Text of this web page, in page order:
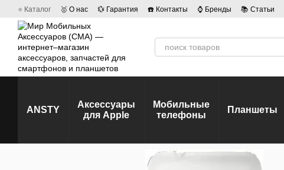
Перейти к основному контенту
⭐ Каталог 🥇 О нас 💱 Гарантия ☎️ Контакты ⌚ Бренды 📚 Статьи
ANSTY
Аксессуары
для Apple
Мобильные
телефоны
Планшеты